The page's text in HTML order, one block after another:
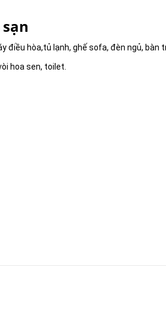
điều hòa,tủ lạnh, ghế sofa, đèn ngủ, bàn
hoa sen, toilet.